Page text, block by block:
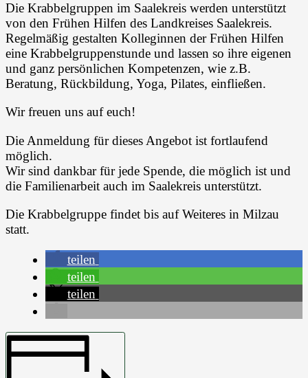
Die Krabbelgruppen im Saalekreis werden unterstützt
von den Frühen Hilfen des Landkreises Saalekreis.
Regelmäßig gestalten Kolleginnen der Frühen Hilfen
eine Krabbelgruppenstunde und lassen so ihre eigenen
und ganz persönlichen Kompetenzen, wie z.B.
Beratung, Rückbildung, Yoga, Pilates, einfließen.
Wir freuen uns auf euch!
Die Anmeldung für dieses Angebot ist fortlaufend
möglich.
Wir sind dankbar für jede Spende, die möglich ist und
die Familienarbeit auch im Saalekreis unterstützt.
Die Krabbelgruppe findet bis auf Weiteres in Milzau
statt.
teilen
teilen
teilen